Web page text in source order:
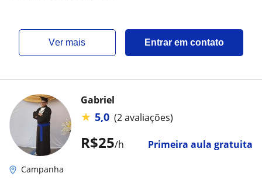
ver mais Entrar em contato
R$25/h Primeira aula gratuita
Gabriel
★ 5,0 (2 avaliações)
Campanha